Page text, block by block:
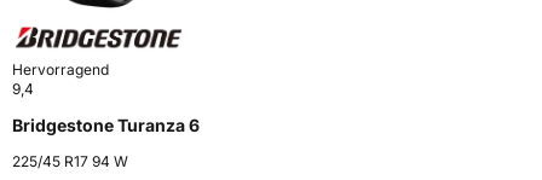
Hervorragend
9,4
Bridgestone Turanza 6
225/45 R17 94 W